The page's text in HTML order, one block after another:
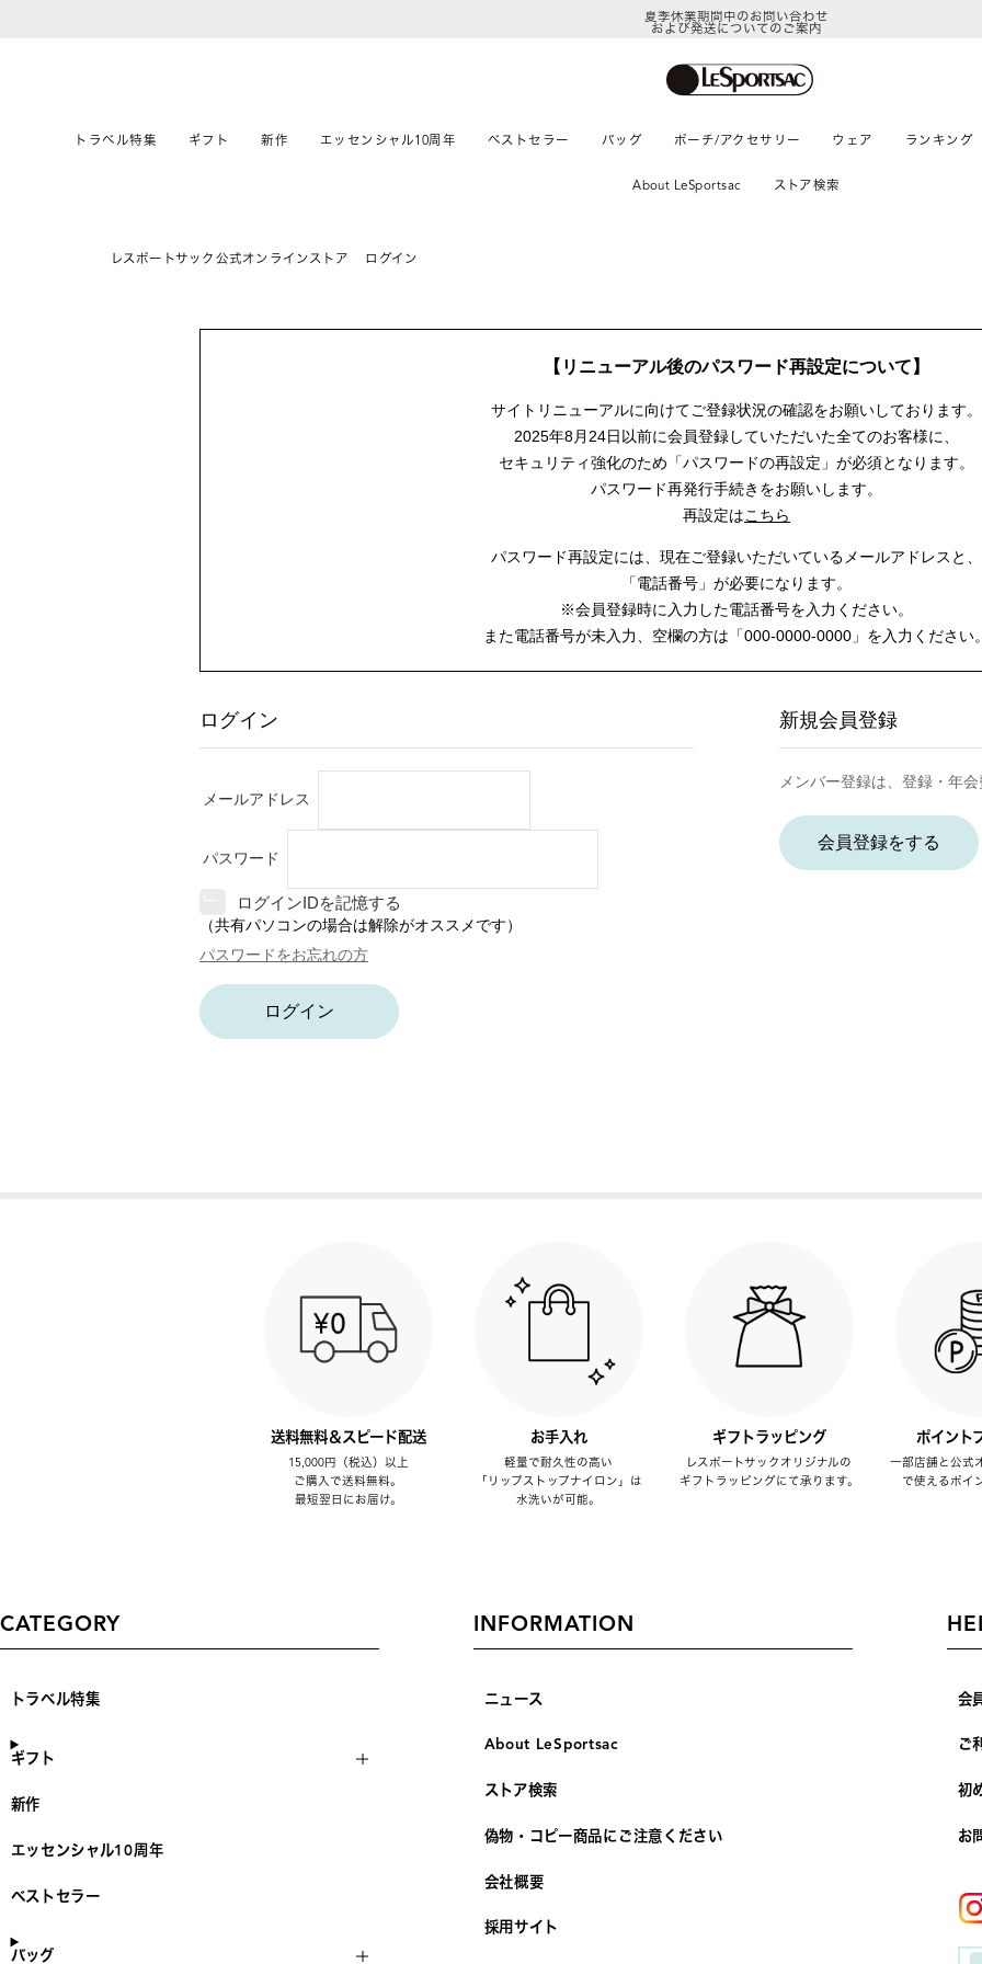
夏季休業期間中のお問い合わせ
および発送についてのご案内
トラベル特集 ギフト 新作 エッセンシャル10周年 ベストセラー バッグ ポーチ/アクセサリー ウェア ランキング
About LeSportsac ストア検索
レスポートサック公式オンラインストア ログイン
【リニューアル後のパスワード再設定について】
サイトリニューアルに向けてご登録状況の確認をお願いしております。
2025年8月24日以前に会員登録していただいた全てのお客様に、
セキュリティ強化のため「パスワードの再設定」が必須となります。
パスワード再発行手続きをお願いします。
再設定はこちら
パスワード再設定には、 現在ご登録いただいているメールアドレスと、
「電話番号」が必要になります。
※会員登録時に入力した電話番号を入力ください。
また電話番号が未入力、空欄の方は 「000-0000-0000」を入力ください。
ログイン
メールアドレス
パスワード
ログインIDを記憶する
（共有パソコンの場合は解除がオススメです）
パスワードをお忘れの方
ログイン
新規会員登録
メンバー登録は、登録・年会
会員登録をする
送料無料＆スピード配送
15,000円（税込）以上
ご購入で送料無料。
最短翌日にお届け。
お手入れ
軽量で耐久性の高い
「リップストップナイロン」は
水洗いが可能。
ギフトラッピング
レスポートサックオリジナルの
ギフトラッピングにて承ります。
ポイント
一部店舗と公式
で使えるポイ
CATEGORY
トラベル特集
ギフト
新作
エッセンシャル10周年
ベストセラー
バッグ
INFORMATION
ニュース
About LeSportsac
ストア検索
偽物・コピー商品にご注意ください
会社概要
採用サイト
会
ご
初
お